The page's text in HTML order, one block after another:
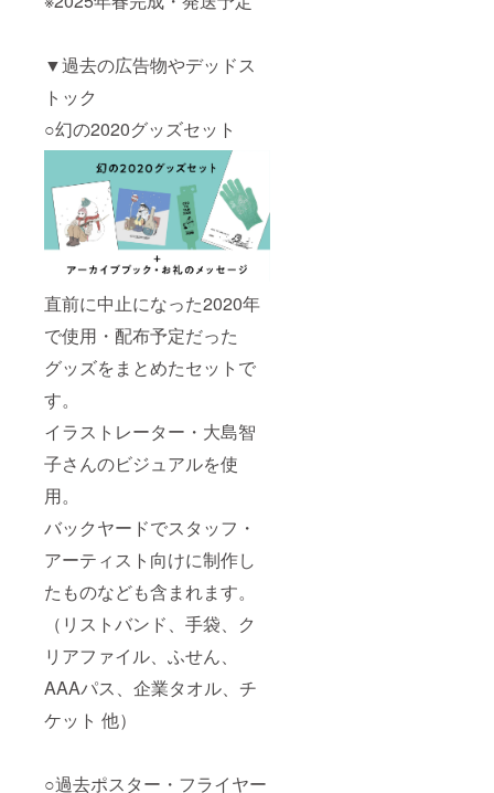
▼過去の広告物やデッドス
トック
○幻の2020グッズセット
直前に中止になった2020年
で使用・配布予定だった
グッズをまとめたセットで
す。
イラストレーター・大島智
子さんのビジュアルを使
用。
バックヤードでスタッフ・
アーティスト向けに制作し
たものなども含まれます。
（リストバンド、手袋、ク
リアファイル、ふせん、
AAAパス、企業タオル、チ
ケット 他）
○過去ポスター・フライヤー